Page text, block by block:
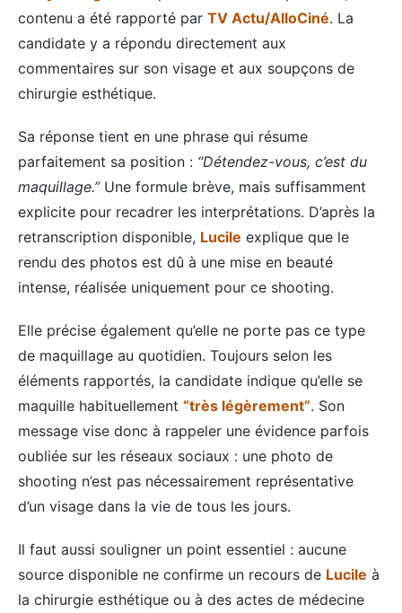
contenu a été rapporté par TV Actu/AlloCiné. La
candidate y a répondu directement aux
commentaires sur son visage et aux soupçons de
chirurgie esthétique.
Sa réponse tient en une phrase qui résume
parfaitement sa position : “Détendez-vous, c’est du
maquillage.”Une formule brève, mais suffisamment
explicite pour recadrer les interprétations. D’après la
retranscription disponible, Lucile explique que le
rendu des photos est dû à une mise en beauté
intense, réalisée uniquement pour ce shooting.
Elle précise également qu’elle ne porte pas ce type
de maquillage au quotidien. Toujours selon les
éléments rapportés, la candidate indique qu’elle se
maquille habituellement “très légèrement”. Son
message vise donc à rappeler une évidence parfois
oubliée sur les réseaux sociaux : une photo de
shooting n’est pas nécessairement représentative
d’un visage dans la vie de tous les jours.
Il faut aussi souligner un point essentiel : aucune
source disponible ne confirme un recours de Lucile à
la chirurgie esthétique ou à des actes de médecine